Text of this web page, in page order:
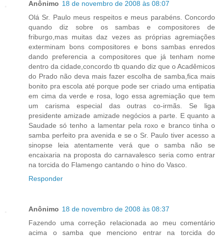
Anônimo 18 de novembro de 2008 às 08:07
Olá Sr. Paulo meus respeitos e meus parabéns. Concordo
quando diz sobre os sambas e compositores de
friburgo,mas muitas daz vezes as próprias agremiações
exterminam bons compositores e bons sambas enredos
dando preferencia a compositores que já tenham nome
dentro da cidade,concordo tb quando diz que o Acadêmicos
do Prado não deva mais fazer escolha de samba,fica mais
bonito pra escola até porque pode ser criado uma entipatia
em cima da verde e rosa, logo essa agremiação que tem
um carisma especial das outras co-irmãs. Se liga
presidente amizade amizade negócios a parte. E quanto a
Saudade só tenho a lamentar pela roxo e branco tinha o
samba perfeito pra avenida e se o Sr. Paulo tiver acesso a
sinopse leia atentamente verá que o samba não se
encaixaria na proposta do carnavalesco seria como entrar
na torcida do Flamengo cantando o hino do Vasco.
Responder
Anônimo 18 de novembro de 2008 às 08:37
Fazendo uma correção relacionada ao meu comentário
acima o samba que menciono entrar na torcida do